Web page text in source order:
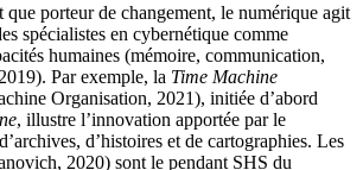
que porteur de changement, le numérique agit
spécialistes en cybernétique comme
humaines (mémoire, communication,
Par exemple, la Time Machine
Organisation, 2021), initiée d’abord
, illustre l’innovation apportée par le
d’histoires et de cartographies. Les
2020) sont le pendant SHS du